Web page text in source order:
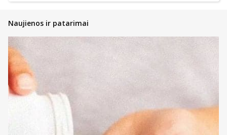
Naujienos ir patarimai